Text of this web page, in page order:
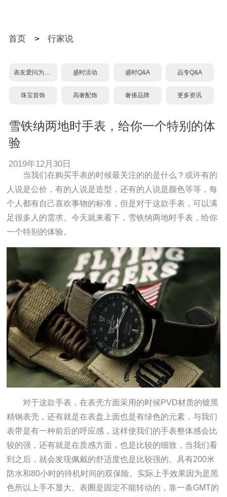
首页 > 行家说
表友爱问为什么？ 盛时活动 盛时Q&A 品专Q&A
珠宝首饰 高奢配饰 奢侈品牌 更多资讯
雪铁纳两地时手表，给你一个特别的体
验
2019年12月30日
当我们在购买手表的时候最关注的的是什么？或许有的
人说是公价，有的人说是造型，还有的人说是颜色等等，每
个人都有自己喜欢事物的标准，但是对于这款手表，可以满
足很多人的需求。今天就来看下，雪铁纳两地时手表，给你
一个特别的体验。
对于这款手表，在表壳方面采用的时候PVD材质的镀黑
精钢表壳，还有就是在表盘上面也是有绿色的元素，与我们
表带是有一种前后的呼应感，这样使我们的手表整体感会比
较的强，还有就是在质感方面，也是比较的细致，当我们看
到之后，就会发现佩戴的舒适度也是比较强的。具有200米
防水和80小时的待机时间的双保险。实际上手效果因为是黑
色所以上手不显大。表圈是固定不能转动的，靠一条GMT的